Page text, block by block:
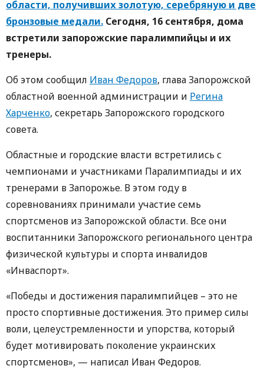
области, получивших золотую, серебряную и две
бронзовые медали. Сегодня, 16 сентября, дома
встретили запорожские паралимпийцы и их
тренеры.
Об этом сообщил Иван Федоров, глава Запорожской
областной военной администрации и Регина
Харченко, секретарь Запорожского городского
совета.
Областные и городские власти встретились с
чемпионами и участниками Паралимпиады и их
тренерами в Запорожье. В этом году в
соревнованиях принимали участие семь
спортсменов из Запорожской области. Все они
воспитанники Запорожского регионального центра
физической культуры и спорта инвалидов
«Инваспорт».
«Победы и достижения паралимпийцев – это не
просто спортивные достижения. Это пример силы
воли, целеустремленности и упорства, который
будет мотивировать поколение украинских
спортсменов», — написал Иван Федоров.